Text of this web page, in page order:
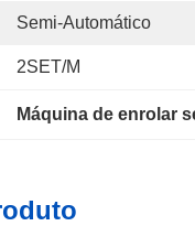
Semi-Automático
2SET/M
Máquina de enrolar